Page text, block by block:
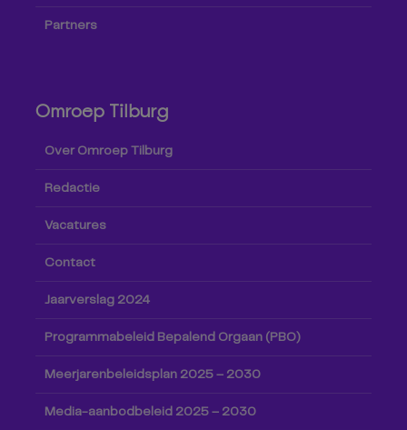
Partners
Omroep Tilburg
Over Omroep Tilburg
Redactie
Vacatures
Contact
Jaarverslag 2024
Programmabeleid Bepalend Orgaan (PBO)
Meerjarenbeleidsplan 2025 – 2030
Media-aanbodbeleid 2025 – 2030